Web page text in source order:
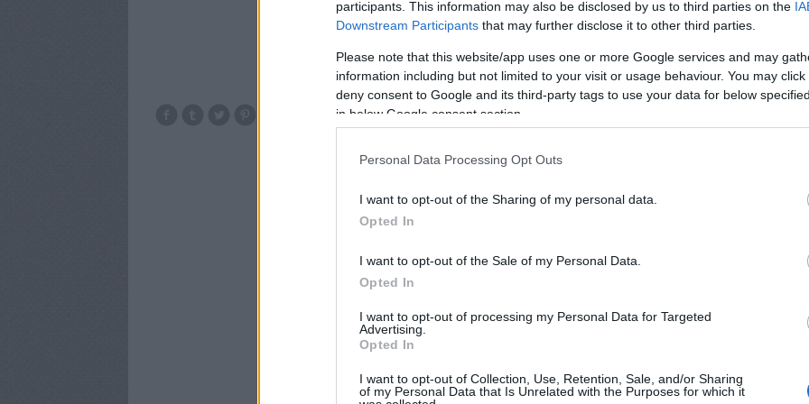
participants. This information may also be disclosed by us to third parties on the
Downstream Participants that may further disclose it to other third parties.
Please note that this website/app uses one or more Google services and may
information including but not limited to your visit or usage behaviour. You may
deny consent to Google and its third-party tags to use your data for below
in below Google consent section.
Personal Data Processing Opt Outs
I want to opt-out of the Sharing of my personal data.
Opted In
I want to opt-out of the Sale of my Personal Data.
Opted In
I want to opt-out of processing my Personal Data for Targeted
Advertising.
Opted In
I want to opt-out of Collection, Use, Retention, Sale, and/or Sharing
of my Personal Data that Is Unrelated with the Purposes for which it
TOVÁBB
Olvassa el ezt hogy mindent megtudjon a konténer rendelés és sittszállítás online